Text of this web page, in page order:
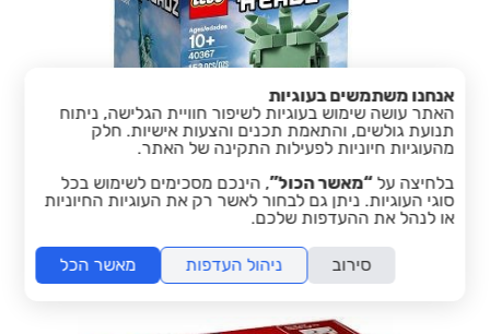
LEGO BrickHeadz 40367 Lady Liberty
₪99.00
אנחנו משתמשים בעוגיות
האתר עושה שימוש בעוגיות לשיפור חוויית הגלישה, ניתוח
תנועת גולשים, והתאמת תכנים והצעות אישיות. חלק
מהעוגיות חיוניות לפעילות התקינה של האתר.
בלחיצה על“מאשר הכול”, הינכם מסכימים לשימוש בכל
סוגי העוגיות. ניתן גם לבחור לאשר רק את העוגיות החיוניות
או לנהל את ההעדפות שלכם.
סירוב ניהול העדפות מאשר הכל